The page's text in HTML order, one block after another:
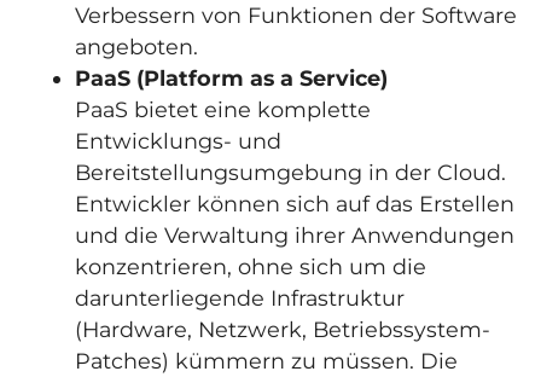
Verbessern von Funktionen der Software
angeboten.
PaaS (Platform as a Service)
PaaS bietet eine komplette
Entwicklungs- und
Bereitstellungsumgebung in der Cloud.
Entwickler können sich auf das Erstellen
und die Verwaltung ihrer Anwendungen
konzentrieren, ohne sich um die
darunterliegende Infrastruktur
(Hardware, Netzwerk, Betriebssystem-
Patches) kümmern zu müssen. Die